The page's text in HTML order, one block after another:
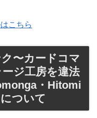
こちら
〜カードコマ
ジ工房を違法
・Hitomi
ついて